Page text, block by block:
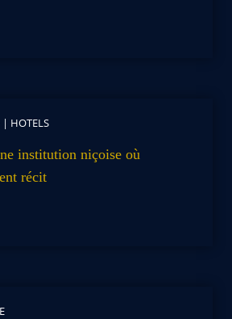
| HOTELS
institution niçoise où
récit